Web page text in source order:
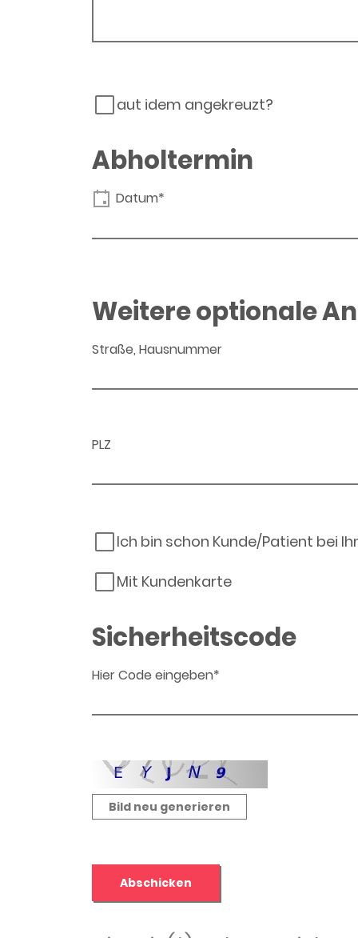
aut idem angekreuzt?
Abholtermin
Datum*
Weitere optionale
Straße, Hausnummer
PLZ
Ich bin schon Kunde/Patient bei
Mit Kundenkarte
Sicherheitscode
Hier Code eingeben*